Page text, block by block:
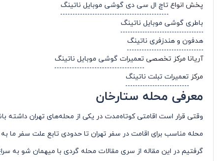
پخش انواع تاچ ال سی دی گوشی موبایل ناتینگ
باطری گوشی موبایل ناتینگ
هدفون و هندزفری ناتینگ
آریانا مرکز تخصصی تعمیرات گوشی موبایل ناتینگ
مرکز تعمیرات تبلت ناتینگ
معرفی محله ستارخان
وقتی قرار است اقامتی کوتاه‌مدت در یکی از محله‌های تهران داشته
محله مناسب برای اقامت در سفر تهران تا حدودی تابع علت سفر
گرفتیم در این مقاله از سری مقالات محله گردی با میهمان شو به